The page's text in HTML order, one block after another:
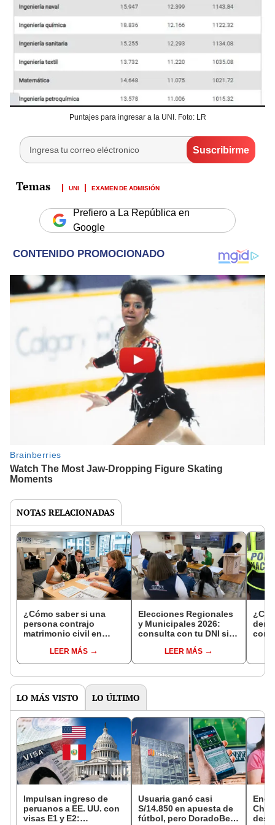
Puntajes para ingresar a la UNI. Foto: LR
UNI EXAMEN DE ADMISIÓN
Prefiero a La República en
Google
NOTAS RELACIONADAS
¿Cómo saber si una
persona contrajo
matrimonio civil en
LEER MÁS
Elecciones Regionales
y Municipales 2026:
consulta con tu DNI si
de mesa para este 4 de
octubre en el link oficial
LEER MÁS
con
LO MÁS VISTO LO ÚLTIMO
Impulsan ingreso de
peruanos a EE. UU. con
visas E1 y E2:
Usuaria ganó casi
S/14.850 en apuesta de
fútbol, pero DoradoBet